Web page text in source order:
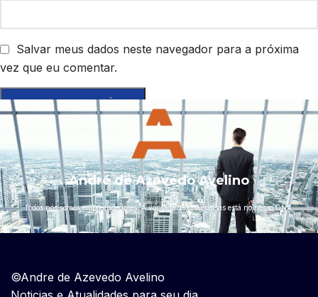
Salvar meus dados neste navegador para a próxima
vez que eu comentar.
André de Azevedo Avelino
``Todos nós somos empreendedores. A vontade de criar coisas está no nosso DNA.``
©Andre de Azevedo Avelino